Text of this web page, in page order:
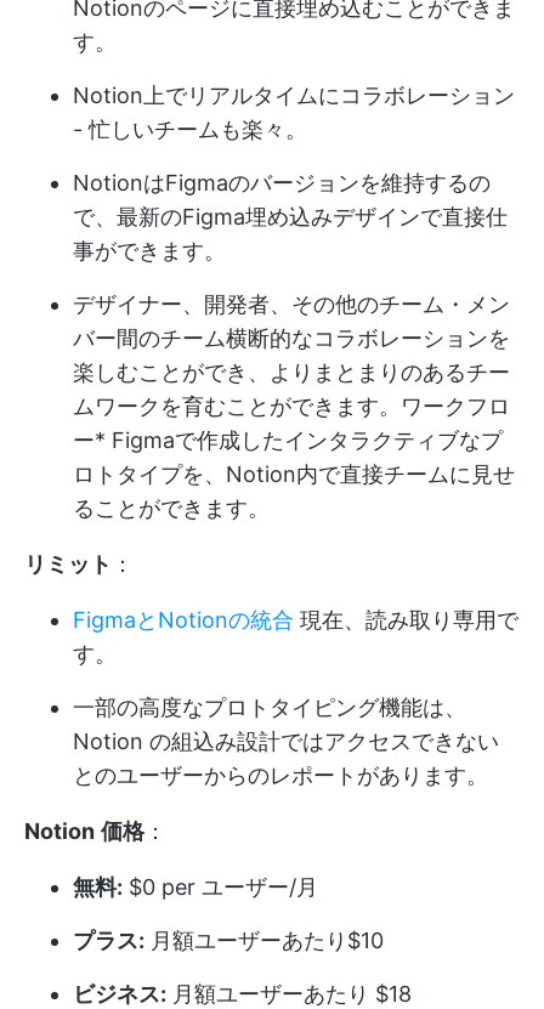
Notionのページに直接埋め込むことができま
す。
Notion上でリアルタイムにコラボレーション
- 忙しいチームも楽々。
NotionはFigmaのバージョンを維持するの
で、最新のFigma埋め込みデザインで直接仕
事ができます。
デザイナー、開発者、その他のチーム・メン
バー間のチーム横断的なコラボレーションを
楽しむことができ、よりまとまりのあるチー
ムワークを育むことができます。 ワークフロ
ー* Figmaで作成したインタラクティブなプ
ロトタイプを、Notion内で直接チームに見せ
ることができます。
リミット ：
FigmaとNotionの統合 現在、読み取り専用で
す。
一部の高度なプロトタイピング機能は、
Notion の組込み設計ではアクセスできない
とのユーザーからのレポートがあります。
Notion 価格：
無料: $0 per ユーザー/月
プラス: 月額ユーザーあたり$10
ビジネス: 月額ユーザーあたり $18